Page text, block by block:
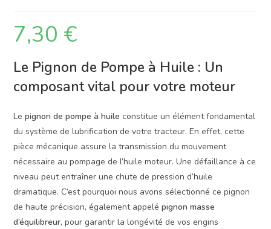
7,30 €
Le Pignon de Pompe à Huile : Un
composant vital pour votre moteur
Lepignon de pompe à huile constitue un élément fondamental
du système de lubrification de votre tracteur. En effet, cette
pièce mécanique assure la transmission du mouvement
nécessaire au pompage de l’huile moteur. Une défaillance à ce
niveau peut entraîner une chute de pression d’huile
dramatique. C’est pourquoi nous avons sélectionné ce pignon
de haute précision, également appelépignon masse
d’équilibreur, pour garantir la longévité de vos engins